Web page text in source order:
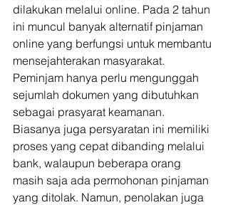
dilakukan melalui online. Pada 2 tahun
ini muncul banyak alternatif pinjaman
online yang berfungsi untuk membantu
mensejahterakan masyarakat.
Peminjam hanya perlu mengunggah
sejumlah dokumen yang dibutuhkan
sebagai prasyarat keamanan.
Biasanya juga persyaratan ini memiliki
proses yang cepat dibanding melalui
bank, walaupun beberapa orang
masih saja ada permohonan pinjaman
yang ditolak. Namun, penolakan juga